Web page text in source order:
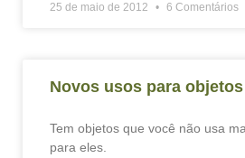
25 de maio de 2012 6 Comentários
Novos usos para
Tem objetos que você não usa
para eles.